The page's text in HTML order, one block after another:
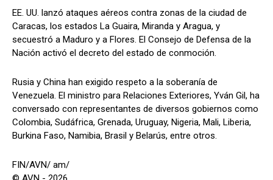
EE. UU. lanzó ataques aéreos contra zonas de la ciudad de
Caracas, los estados La Guaira, Miranda y Aragua, y
secuestró a Maduro y a Flores. El Consejo de Defensa de la
Nación activó el decreto del estado de conmoción.
Rusia y China han exigido respeto a la soberanía de
Venezuela. El ministro para Relaciones Exteriores, Yván Gil, ha
conversado con representantes de diversos gobiernos como
Colombia, Sudáfrica, Grenada, Uruguay, Nigeria, Mali, Liberia,
Burkina Faso, Namibia, Brasil y Belarús, entre otros.
FIN/AVN/ am/